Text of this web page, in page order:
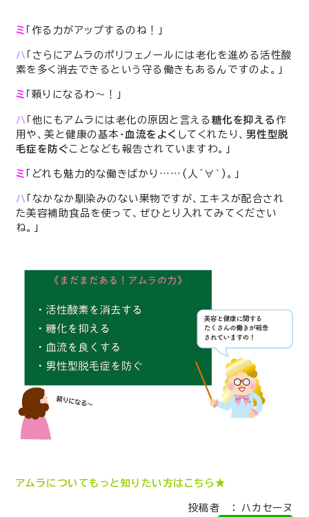
ミ 「作る力がアップするのね！」
ハ 「さらにアムラのポリフェノールには老化を進める活性酸
素を多く消去できるという守る働きもあるんですのよ。」
ミ 「頼りになるわ〜！」
ハ 「他にもアムラには老化の原因と言える 糖化を抑える 作
用や、美と健康の基本・ 血流をよく してくれたり、 男性型脱
毛症を防ぐ ことなども報告されていますわ。」
ミ 「どれも魅力的な働きばかり……(人´∀｀)。」
ハ 「なかなか馴染みのない果物ですが、エキスが配合され
た美容補助食品を使って、ぜひとり入れてみてください
ね。」
アムラについてもっと知りたい方はこちら★
投稿者 ： ハカセーヌ